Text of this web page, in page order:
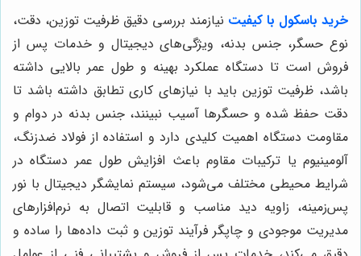
خرید باسکول با کیفیت نیازمند بررسی دقیق ظرفیت توزین، دقت،
نوع حسگر، جنس بدنه، ویژگی‌های دیجیتال و خدمات پس از
فروش است تا دستگاه عملکرد بهینه و طول عمر بالایی داشته
باشد، ظرفیت توزین باید با نیازهای کاری تطابق داشته باشد تا
دقت حفظ شده و حسگرها آسیب نبینند، جنس بدنه در دوام و
مقاومت دستگاه اهمیت کلیدی دارد و استفاده از فولاد ضدزنگ،
آلومینیوم یا ترکیبات مقاوم باعث افزایش طول عمر دستگاه در
شرایط محیطی مختلف می‌شود، سیستم نمایشگر دیجیتال با نور
پس‌زمینه، زاویه دید مناسب و قابلیت اتصال به نرم‌افزارهای
مدیریت موجودی و چاپگر فرآیند توزین و ثبت داده‌ها را ساده و